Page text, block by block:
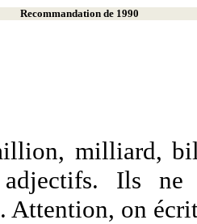
Recommandation de 1990
milliard,
Ils ne
Attention, on